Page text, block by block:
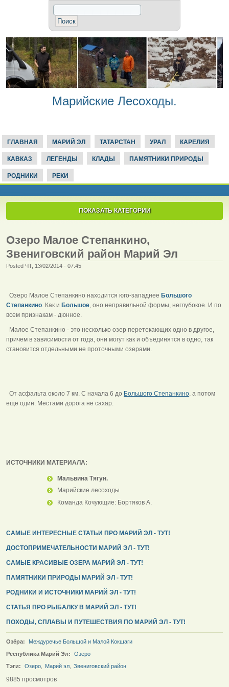
Марийские Лесоходы.
ГЛАВНАЯ МАРИЙ ЭЛ ТАТАРСТАН УРАЛ КАРЕЛИЯ
КАВКАЗ ЛЕГЕНДЫ КЛАДЫ ПАМЯТНИКИ ПРИРОДЫ
РОДНИКИ РЕКИ
ПОКАЗАТЬ КАТЕГОРИИ
Озеро Малое Степанкино,
Звениговский район Марий Эл
Posted ЧТ, 13/02/2014 - 07:45
Озеро Малое Степанкино находится юго-западнее Большого
Степанкино. Как и Большое, оно неправильной формы, неглубокое. И по
всем признакам - дюнное.
Малое Степанкино - это несколько озер перетекающих одно в другое,
причем в зависимости от года, они могут как и объединятся в одно, так
становится отдельными не проточными озерами.
От асфальта около 7 км. С начала 6 до Большого Степанкино, а потом
еще один. Местами дорога не сахар.
ИСТОЧНИКИ МАТЕРИАЛА:
Мальвина Тягун.
Марийские лесоходы
Команда Кочующие: Бортяков А.
САМЫЕ ИНТЕРЕСНЫЕ СТАТЬИ ПРО МАРИЙ ЭЛ - ТУТ!
ДОСТОПРИМЕЧАТЕЛЬНОСТИ МАРИЙ ЭЛ - ТУТ!
САМЫЕ КРАСИВЫЕ ОЗЕРА МАРИЙ ЭЛ - ТУТ!
ПАМЯТНИКИ ПРИРОДЫ МАРИЙ ЭЛ - ТУТ!
РОДНИКИ И ИСТОЧНИКИ МАРИЙ ЭЛ - ТУТ!
СТАТЬЯ ПРО РЫБАЛКУ В МАРИЙ ЭЛ - ТУТ!
ПОХОДЫ, СПЛАВЫ И ПУТЕШЕСТВИЯ ПО МАРИЙ ЭЛ - ТУТ!
Озёра:
Междуречье Большой и Малой Кокшаги
Республика Марий Эл:
Озеро
Тэги:
Озеро Марий эл Звениговский район
9885 просмотров